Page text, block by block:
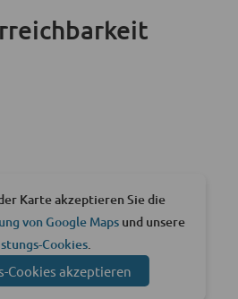
Karte akzeptieren Sie die
von Google Mapsund unsere
Cookies
Cookies akzeptieren